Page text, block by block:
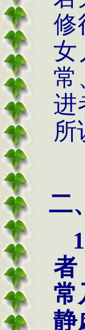
修
女
常
进
所
二
者
常
静